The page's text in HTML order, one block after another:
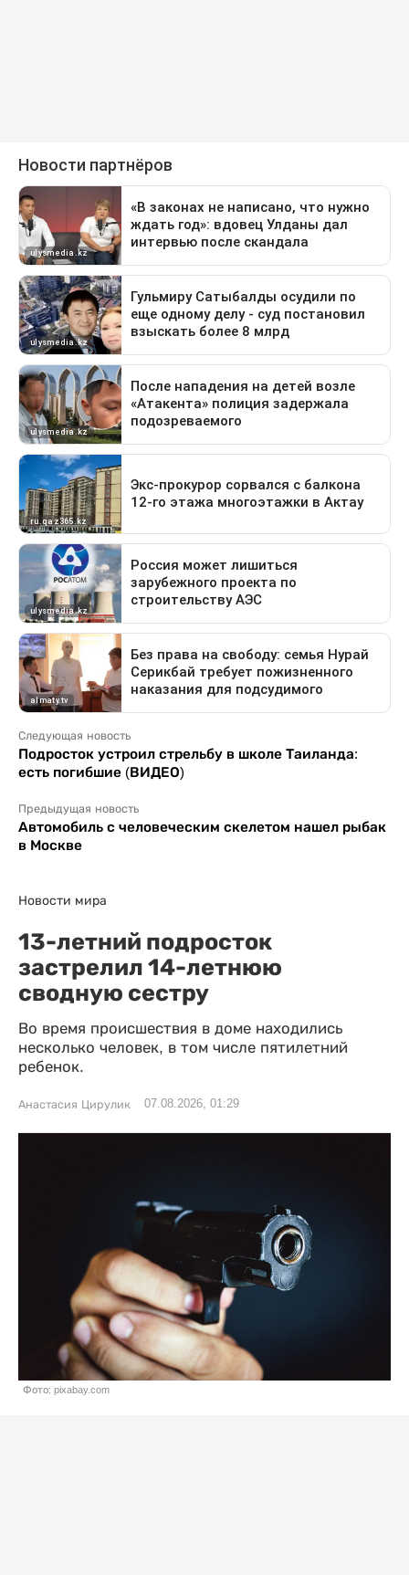
Следующая новость
Подросток устроил стрельбу в школе Таиланда:
есть погибшие (ВИДЕО)
Предыдущая новость
Автомобиль с человеческим скелетом нашел рыбак
в Москве
Новости мира
13-летний подросток
застрелил 14-летнюю
сводную сестру
Во время происшествия в доме находились
несколько человек, в том числе пятилетний
ребенок.
Анастасия Цирулик 07.08.2026, 01:29
Фото: pixabay.com